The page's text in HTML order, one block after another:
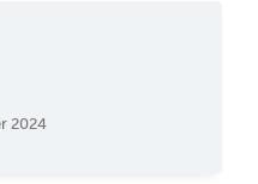
2024